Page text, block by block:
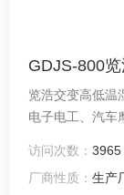
GDJS-800
览浩交变高低温
电子电工、汽车
材料在高温、低
和使用时的适应
访问次数：3965
厂商性质：生产